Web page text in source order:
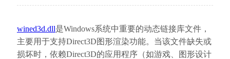
wined3d.dll是Windows系统中重要的动态链接库文件，
主要用于支持Direct3D图形渲染功能。当该文件缺失或
损坏时，依赖Direct3D的应用程序（如游戏、图形设计